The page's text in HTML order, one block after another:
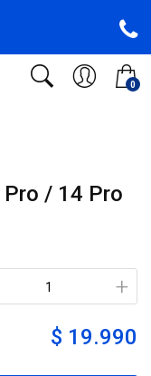
0
/ 14 Pro
+
$ 19.990